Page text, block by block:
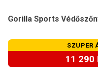
Gorilla Sports
SZUPER
11 290